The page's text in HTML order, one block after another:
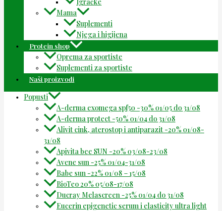
Mama
Suplementi
Njega i higijena
Protein shop
Oprema za sportiste
Suplementi za sportiste
Naši proizvodi
Popusti
A-derma exomega spf50 -30% 01/05 do 31/08
A-derma protect -50% 01/04 do 31/08
Alivit cink, aterostop i antiparazit -20% 01/08-
31/08
Apivita bee SUN -20% 03/08-23/08
Avene sun -25% 01/04-31/08
Babe sun -22% 01/08 – 15/08
BioTeo 20% 05/08-17/08
Ducray Melascreen -25% 01/04 do 31/08
Eucerin epigenetic serum i elasticity ultra light